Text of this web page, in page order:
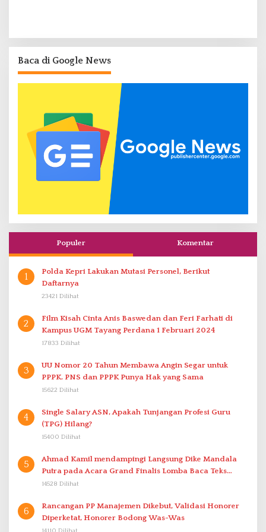
Baca di Google News
Populer Komentar
1
Polda Kepri Lakukan Mutasi Personel, Berikut
Daftarnya
23421 Dilihat
2
Film Kisah Cinta Anis Baswedan dan Feri Farhati di
Kampus UGM Tayang Perdana 1 Februari 2024
17833 Dilihat
3
UU Nomor 20 Tahun Membawa Angin Segar untuk
PPPK. PNS dan PPPK Punya Hak yang Sama
15622 Dilihat
4
Single Salary ASN, Apakah Tunjangan Profesi Guru
(TPG) Hilang?
15400 Dilihat
5
Ahmad Kamil mendampingi Langsung Dike Mandala
Putra pada Acara Grand Finalis Lomba Baca Teks
Proklamasi Mirip Bung Karno di Bali
14528 Dilihat
6
Rancangan PP Manajemen Dikebut, Validasi Honorer
Diperketat, Honorer Bodong Was-Was